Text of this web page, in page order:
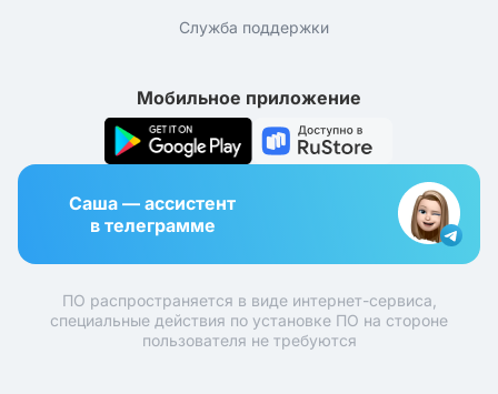
Служба поддержки
Мобильное приложение
Саша — ассистент
в телеграмме
ПО распространяется в виде интернет-сервиса,
специальные действия по установке ПО на стороне
пользователя не требуются